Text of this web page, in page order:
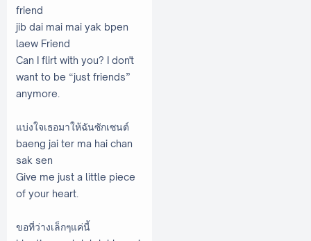
friend
jib dai mai mai yak bpen
laew Friend
Can I flirt with you? I don't
want to be “just friends”
anymore.
แบ่งใจเธอมาให้ฉันซักเซนต์
baeng jai ter ma hai chan
sak sen
Give me just a little piece
of your heart.
ขอที่ว่างเล็กๆแค่นี้